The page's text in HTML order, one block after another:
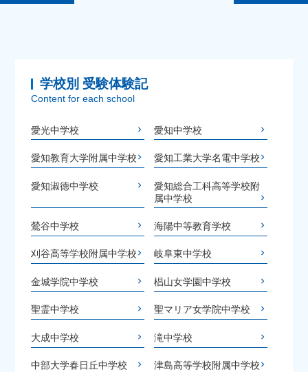
学校別 受験体験記
Content for each school
愛光中学校 愛知中学校
愛知教育大学附属中学校 愛知工業大学名電中学校
愛知淑徳中学校
愛知総合工科高等学校附
属中学校
鶯谷中学校 海陽中等教育学校
刈谷高等学校附属中学校 岐阜東中学校
金城学院中学校 椙山女学園中学校
聖霊中学校 聖マリア女学院中学校
大成中学校 滝中学校
中部大学春日丘中学校 津島高等学校附属中学校